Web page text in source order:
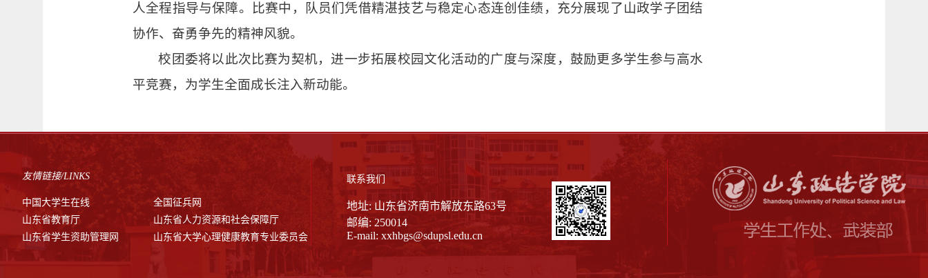
人全程指导与保障。比赛中，队员们凭借精湛技艺与稳定心态连创佳绩，充分展现了山政学子团结
协作、奋勇争先的精神风貌。
校团委将以此次比赛为契机，进一步拓展校园文化活动的广度与深度，鼓励更多学生参与高水
平竞赛，为学生全面成长注入新动能。
友情链接/LINKS
中国大学生在线
全国征兵网
山东省教育厅
山东省人力资源和社会保障厅
山东省学生资助管理网
山东省大学心理健康教育专业委员会
联系我们
地址: 山东省济南市解放东路63号
邮编: 250014
E-mail: xxhbgs@sdupsl.edu.cn